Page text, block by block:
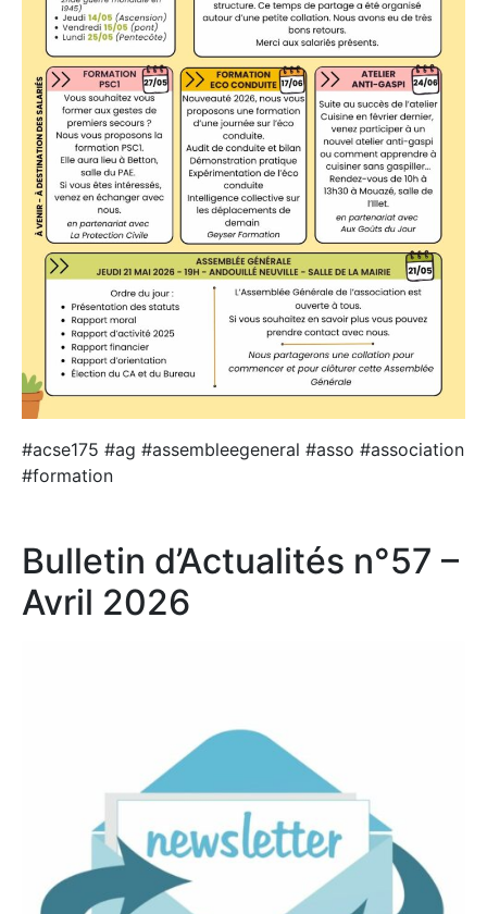
#acse175 #ag #assembleegeneral #asso #association
#formation
Bulletin d’Actualités n°57 –
Avril 2026